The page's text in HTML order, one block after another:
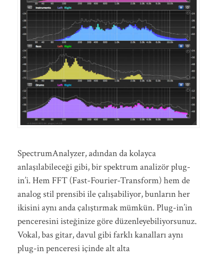
SpectrumAnalyzer, adından da kolayca
anlaşılabileceği gibi, bir spektrum analizör plug-
in’i. Hem FFT (Fast-Fourier-Transform) hem de
analog stil prensibi ile çalışabiliyor, bunların her
ikisini aynı anda çalıştırmak mümkün. Plug-in’in
penceresini isteğinize göre düzenleyebiliyorsunuz.
Vokal, bas gitar, davul gibi farklı kanalları aynı
plug-in penceresi içinde alt alta